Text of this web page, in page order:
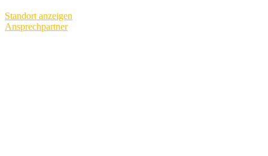
Standort anzeigen
Ansprechpartner